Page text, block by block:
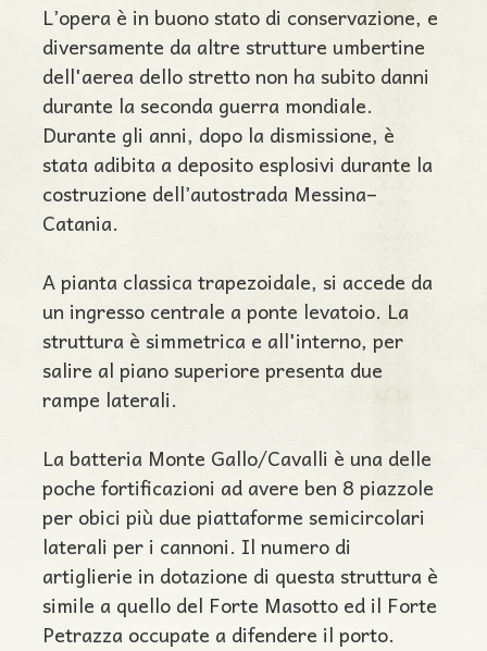
L’opera è in buono stato di conservazione, e
diversamente da altre strutture umbertine
dell'aerea dello stretto non ha subito danni
durante la seconda guerra mondiale.
Durante gli anni, dopo la dismissione, è
stata adibita a deposito esplosivi durante la
costruzione dell’autostrada Messina–
Catania.
A pianta classica trapezoidale, si accede da
un ingresso centrale a ponte levatoio. La
struttura è simmetrica e all'interno, per
salire al piano superiore presenta due
rampe laterali.
La batteria Monte Gallo/Cavalli è una delle
poche fortificazioni ad avere ben 8 piazzole
per obici più due piattaforme semicircolari
laterali per i cannoni. Il numero di
artiglierie in dotazione di questa struttura è
simile a quello del Forte Masotto ed il Forte
Petrazza occupate a difendere il porto.